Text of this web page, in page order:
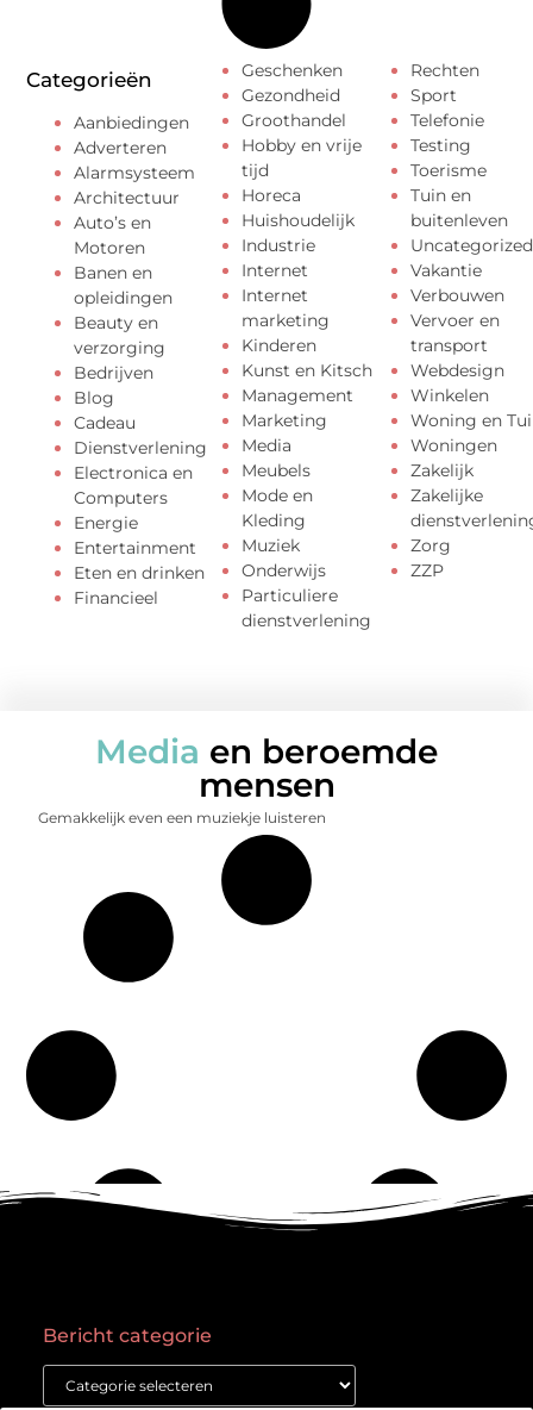
Categorieën
Aanbiedingen
Adverteren
Alarmsysteem
Architectuur
Auto’s en
Motoren
Banen en
opleidingen
Beauty en
verzorging
Bedrijven
Blog
Cadeau
Dienstverlening
Electronica en
Computers
Energie
Entertainment
Eten en drinken
Financieel
Geschenken
Gezondheid
Groothandel
Hobby en vrije
tijd
Horeca
Huishoudelijk
Industrie
Internet
Internet
marketing
Kinderen
Kunst en Kitsch
Management
Marketing
Media
Meubels
Mode en
Kleding
Muziek
Onderwijs
Particuliere
dienstverlening
Rechten
Sport
Telefonie
Testing
Toerisme
Tuin en
buitenleven
Uncategorized
Vakantie
Verbouwen
Vervoer en
transport
Webdesign
Winkelen
Woning en
Woningen
Zakelijk
Zakelijke
Zorg
ZZP
Media en beroemde
mensen
Gemakkelijk even een muziekje luisteren
Bericht categorie